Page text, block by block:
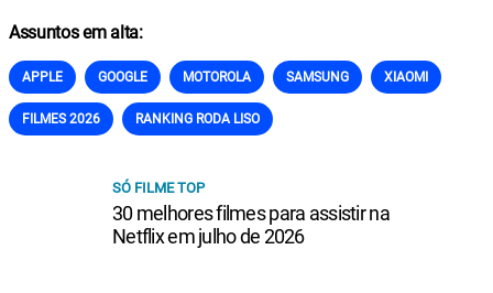
Assuntos em alta:
APPLE GOOGLE MOTOROLA SAMSUNG XIAOMI
FILMES 2026 RANKING RODA LISO
SÓ FILME TOP
30 melhores filmes para assistir na
Netflix em julho de 2026